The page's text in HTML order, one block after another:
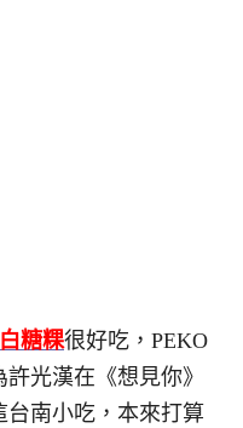
白糖粿很好吃，PEKO
光漢在《想見你》
台南小吃，本來打算